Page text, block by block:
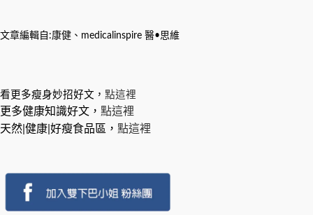
文章編輯自:康健、medicalinspire 醫•思維
看更多瘦身妙招好文， 點這裡
更多健康知識好文， 點這裡
天然|健康|好瘦食品區， 點這裡